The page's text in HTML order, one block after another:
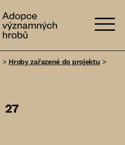
významných
> Hroby zařazené do projektu >
27